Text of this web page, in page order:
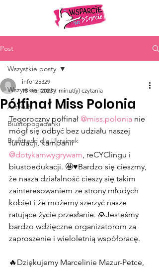
Post
Wszystkie posty
Artykuły
Biustopogadanki
Brafitterki dla Ukrainek
Wszystkie posty
Półfinał Miss Polonia
info125329
15 mar 2023 1 minut(y) czytania
Tegoroczny połfinał @miss.polonia nie
mógł się odbyć bez udziału naszej
fundacji, kampanii
@dotykamwygrywam, reCYClingu i
biustoedukacji. 🤩♥️Bardzo się cieszmy,
że nasza działalność cieszy się takim
zainteresowaniem ze strony młodych
kobiet i że możemy szerzyć nasze
ratujące życie przesłanie. 🙏Jesteśmy
bardzo wdzięczne organizatorom za
zaproszenie i wieloletnią współpracę.
🔥Dziękujemy Marcelinie Mazur-Petce,